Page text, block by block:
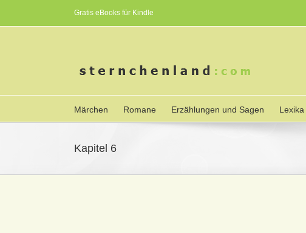
Gratis eBooks für Kindle
Märchen Romane Erzählungen und Sagen Lexika
Kapitel 6